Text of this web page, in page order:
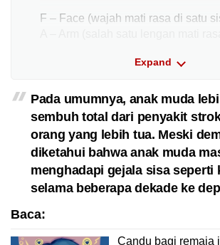
F – Face (wajah mati rasa di satu
S – Speech (misalnya: bicara
ucapan)
T – Time (waktunya menelepon
Selain itu, gejala stroke dapat
penglihatan ganda (double vision)
kehilangan penglihatan di satu sisi,
menelan atau ketidakseimbangan
berjalan.
Expand
Pada umumnya, anak muda
sembuh total dari penyakit
orang yang lebih tua. Meski
diketahui bahwa anak muda
menghadapi gejala sisa seperti
selama beberapa dekade ke
Baca:
Candu bagi remaja